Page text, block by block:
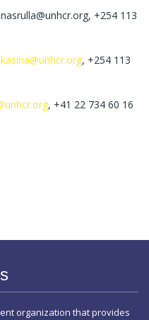
+254 113
kasina@unhcr.org, +254 113
, +41 22 734 60 16
organization that provides